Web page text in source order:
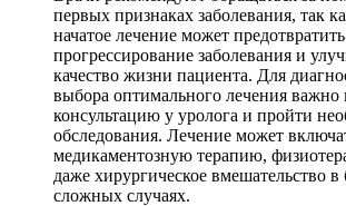
первых признаках заболевания, так
начатое лечение может предотвратить
прогрессирование заболевания и
качество жизни пациента. Для
выбора оптимального лечения важно
консультацию у уролога и пройти
обследования. Лечение может
медикаментозную терапию,
даже хирургическое вмешательство в
сложных случаях.